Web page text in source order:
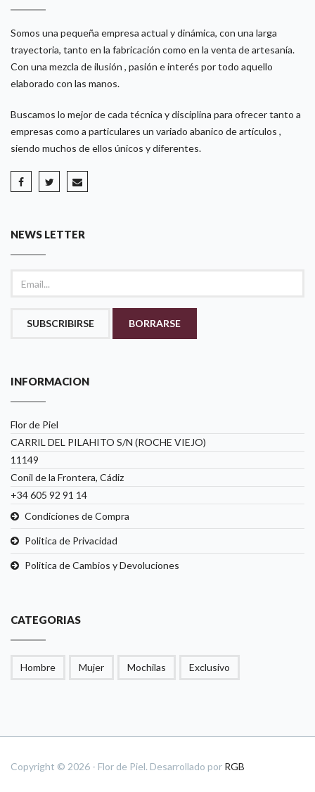
Somos una pequeña empresa actual y dinámica, con una larga
trayectoria, tanto en la fabricación como en la venta de artesanía.
Con una mezcla de ilusión , pasión e interés por todo aquello
elaborado con las manos.
Buscamos lo mejor de cada técnica y disciplina para ofrecer tanto a
empresas como a particulares un variado abanico de artículos ,
siendo muchos de ellos únicos y diferentes.
NEWS LETTER
SUBSCRIBIRSE BORRARSE
INFORMACION
Flor de Piel
CARRIL DEL PILAHITO S/N (ROCHE VIEJO)
11149
Conil de la Frontera, Cádiz
+34 605 92 91 14
Condiciones de Compra
Politica de Privacidad
Politica de Cambios y Devoluciones
CATEGORIAS
Hombre Mujer Mochilas Exclusivo
Copyright © 2026 - Flor de Piel. Desarrollado por RGB